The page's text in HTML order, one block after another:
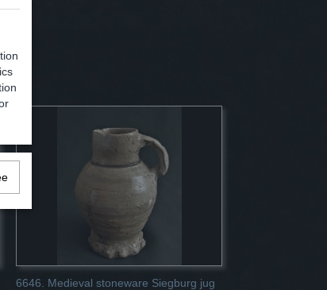
6646. Medieval stoneware Siegburg jug